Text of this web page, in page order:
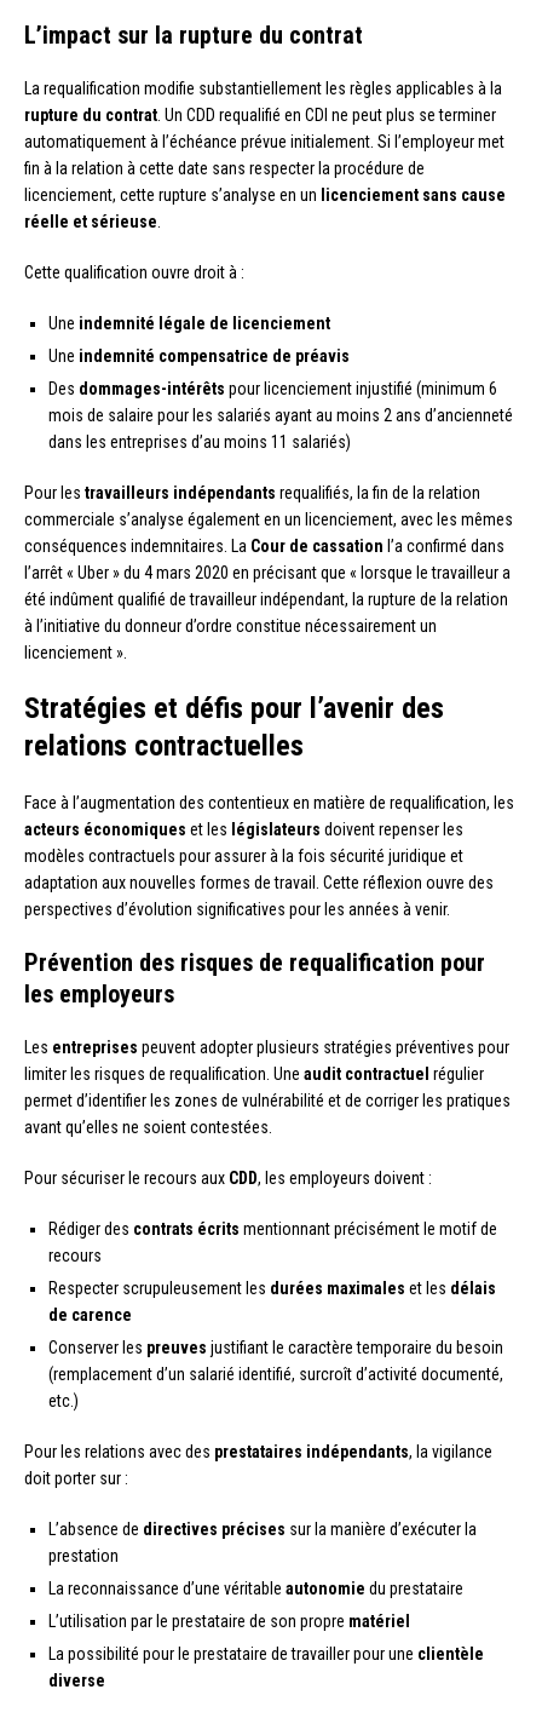
L’impact sur la rupture du contrat
La requalification modifie substantiellement les règles applicables à la
rupture du contrat . Un CDD requalifié en CDI ne peut plus se terminer
automatiquement à l’échéance prévue initialement. Si l’employeur met
fin à la relation à cette date sans respecter la procédure de
licenciement, cette rupture s’analyse en un licenciement sans cause
réelle et sérieuse
Cette qualification ouvre droit à :
Une indemnité légale de licenciement
Une indemnité compensatrice de préavis
Des dommages-intérêts pour licenciement injustifié (minimum 6
mois de salaire pour les salariés ayant au moins 2 ans d’ancienneté
dans les entreprises d’au moins 11 salariés)
Pour les travailleurs indépendants requalifiés, la fin de la relation
commerciale s’analyse également en un licenciement, avec les mêmes
conséquences indemnitaires. La Cour de cassation l’a confirmé dans
l’arrêt « Uber » du 4 mars 2020 en précisant que « lorsque le travailleur a
été indûment qualifié de travailleur indépendant, la rupture de la relation
à l’initiative du donneur d’ordre constitue nécessairement un
licenciement ».
Stratégies et défis pour l’avenir des
relations contractuelles
Face à l’augmentation des contentieux en matière de requalification, les
acteurs économiques et les législateurs doivent repenser les
modèles contractuels pour assurer à la fois sécurité juridique et
adaptation aux nouvelles formes de travail. Cette réflexion ouvre des
perspectives d’évolution significatives pour les années à venir.
Prévention des risques de requalification pour
les employeurs
Les entreprises peuvent adopter plusieurs stratégies préventives pour
limiter les risques de requalification. Une audit contractuel régulier
permet d’identifier les zones de vulnérabilité et de corriger les pratiques
avant qu’elles ne soient contestées.
Pour sécuriser le recours aux CDD, les employeurs doivent :
Rédiger des contrats écrits mentionnant précisément le motif de
recours
Respecter scrupuleusement les durées maximales et les délais
de carence
Conserver les preuves justifiant le caractère temporaire du besoin
(remplacement d’un salarié identifié, surcroît d’activité documenté,
etc.)
Pour les relations avec des prestataires indépendants, la vigilance
doit porter sur :
L’absence de directives précises sur la manière d’exécuter la
prestation
La reconnaissance d’une véritable autonomie du prestataire
L’utilisation par le prestataire de son propre matériel
La possibilité pour le prestataire de travailler pour une clientèle
diverse